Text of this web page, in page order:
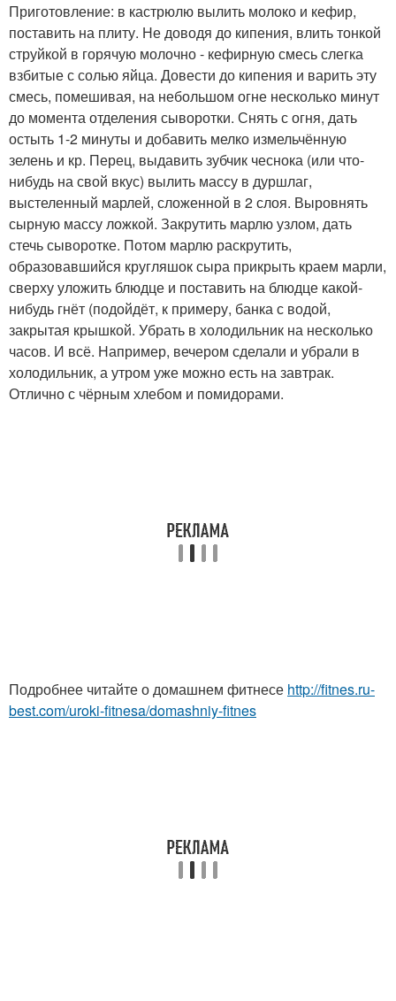
Приготовление: в кастрюлю вылить молоко и кефир,
поставить на плиту. Не доводя до кипения, влить тонкой
струйкой в горячую молочно - кефирную смесь слегка
взбитые с солью яйца. Довести до кипения и варить эту
смесь, помешивая, на небольшом огне несколько минут
до момента отделения сыворотки. Снять с огня, дать
остыть 1-2 минуты и добавить мелко измельчённую
зелень и кр. Перец, выдавить зубчик чеснока (или что-
нибудь на свой вкус) вылить массу в дуршлаг,
выстеленный марлей, сложенной в 2 слоя. Выровнять
сырную массу ложкой. Закрутить марлю узлом, дать
стечь сыворотке. Потом марлю раскрутить,
образовавшийся кругляшок сыра прикрыть краем марли,
сверху уложить блюдце и поставить на блюдце какой-
нибудь гнёт (подойдёт, к примеру, банка с водой,
закрытая крышкой. Убрать в холодильник на несколько
часов. И всё. Например, вечером сделали и убрали в
холодильник, а утром уже можно есть на завтрак.
Отлично с чёрным хлебом и помидорами.
Подробнее читайте о домашнем фитнесе http://fitnes.ru-
best.com/uroki-fitnesa/domashniy-fitnes